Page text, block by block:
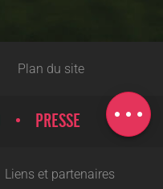
Carte
Plan du site
PRESSE
Liens et partenaires